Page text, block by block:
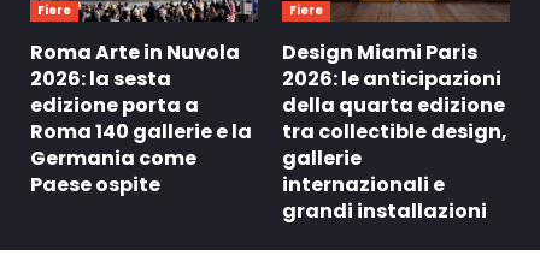
Fiere
Roma Arte in Nuvola
2026: la sesta
edizione porta a
Roma 140 gallerie e la
Germania come
Paese ospite
Fiere
Design Miami Paris
2026: le anticipazioni
della quarta edizione
tra collectible design,
gallerie
internazionali e
grandi installazioni